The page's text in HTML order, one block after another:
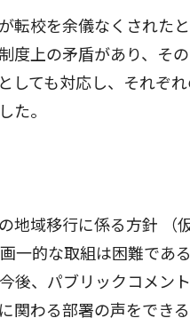
転校を余儀なくされた
度上の矛盾があり、そ
しても対応し、それぞ
た。
域移行に係る方針 （
一的な取組は困難であ
後、パブリックコメン
関わる部署の声をでき